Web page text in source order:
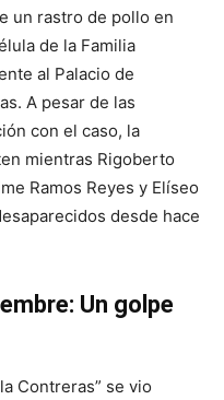
un rastro de pollo en
de la Familia
al Palacio de
A pesar de las
con el caso, la
mientras Rigoberto
Ramos Reyes y Elíseo
desde hace
Un golpe
Contreras” se vio